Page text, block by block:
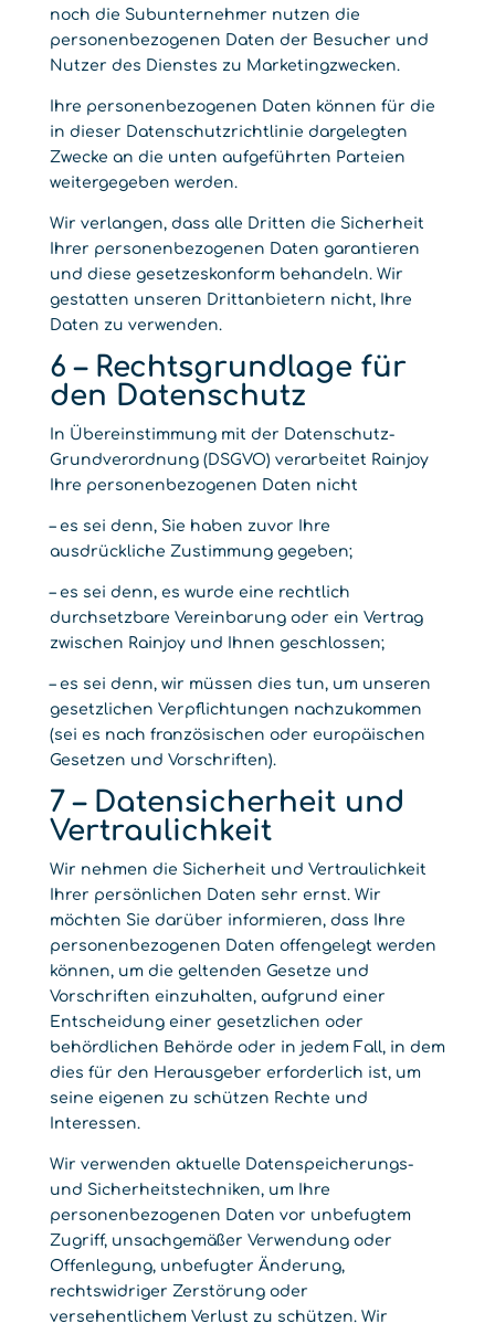
noch die Subunternehmer nutzen die
personenbezogenen Daten der Besucher und
Nutzer des Dienstes zu Marketingzwecken.
Ihre personenbezogenen Daten können für die
in dieser Datenschutzrichtlinie dargelegten
Zwecke an die unten aufgeführten Parteien
weitergegeben werden.
Wir verlangen, dass alle Dritten die Sicherheit
Ihrer personenbezogenen Daten garantieren
und diese gesetzeskonform behandeln. Wir
gestatten unseren Drittanbietern nicht, Ihre
Daten zu verwenden.
6 – Rechtsgrundlage für
den Datenschutz
In Übereinstimmung mit der Datenschutz-
Grundverordnung (DSGVO) verarbeitet Rainjoy
Ihre personenbezogenen Daten nicht
– es sei denn, Sie haben zuvor Ihre
ausdrückliche Zustimmung gegeben;
– es sei denn, es wurde eine rechtlich
durchsetzbare Vereinbarung oder ein Vertrag
zwischen Rainjoy und Ihnen geschlossen;
– es sei denn, wir müssen dies tun, um unseren
gesetzlichen Verpflichtungen nachzukommen
(sei es nach französischen oder europäischen
Gesetzen und Vorschriften).
7 – Datensicherheit und
Vertraulichkeit
Wir nehmen die Sicherheit und Vertraulichkeit
Ihrer persönlichen Daten sehr ernst. Wir
möchten Sie darüber informieren, dass Ihre
personenbezogenen Daten offengelegt werden
können, um die geltenden Gesetze und
Vorschriften einzuhalten, aufgrund einer
Entscheidung einer gesetzlichen oder
behördlichen Behörde oder in jedem Fall, in dem
dies für den Herausgeber erforderlich ist, um
seine eigenen zu schützen Rechte und
Interessen.
Wir verwenden aktuelle Datenspeicherungs-
und Sicherheitstechniken, um Ihre
personenbezogenen Daten vor unbefugtem
Zugriff, unsachgemäßer Verwendung oder
Offenlegung, unbefugter Änderung,
rechtswidriger Zerstörung oder
versehentlichem Verlust zu schützen. Wir